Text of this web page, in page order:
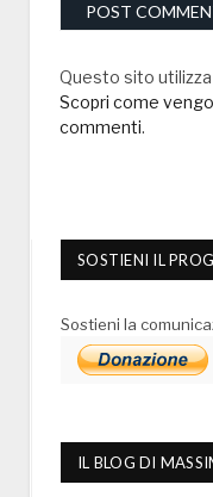
Questo sito
Scopri come
commenti.
SOSTIENI IL
Sostieni la
IL BLOG DI